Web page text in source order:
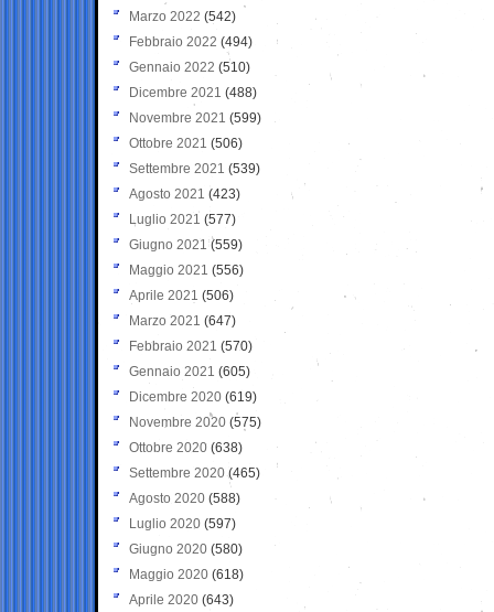
Marzo 2022 (542)
Febbraio 2022 (494)
Gennaio 2022 (510)
Dicembre 2021 (488)
Novembre 2021 (599)
Ottobre 2021 (506)
Settembre 2021 (539)
Agosto 2021 (423)
Luglio 2021 (577)
Giugno 2021(559)
Maggio 2021 (556)
Aprile 2021 (506)
Marzo 2021 (647)
Febbraio 2021 (570)
Gennaio 2021 (605)
Dicembre 2020 (619)
Novembre 2020 (575)
Ottobre 2020 (638)
Settembre 2020(465)
Agosto 2020 (588)
Luglio 2020 (597)
Giugno 2020 (580)
Maggio 2020 (618)
Aprile 2020 (643)